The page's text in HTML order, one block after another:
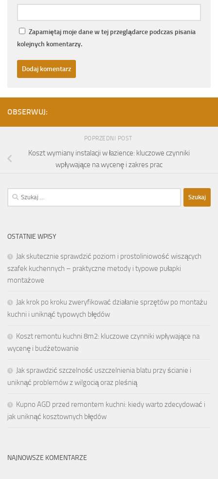
Zapamiętaj moje dane w tej przeglądarce podczas pisania
kolejnych komentarzy.
OBSERWUJ:
POPRZEDNI POST
Koszt wymiany instalacji w łazience: kluczowe czynniki
wpływające na wycenę i zakres prac
Szukaj:
OSTATNIE WPISY
Jak skutecznie sprawdzić poziom i prostoliniowość wiszących
szafek kuchennych – praktyczne metody i typowe pułapki
montażowe
Jak krok po kroku zweryfikować działanie sprzętów po montażu
kuchni i uniknąć typowych błędów
Koszt remontu kuchni 8m2: kluczowe czynniki wpływające na
wycenę i budżetowanie
Jak sprawdzić szczelność uszczelnienia blatu przy ścianie i
uniknąć problemów z wilgocią oraz pleśnią
Kupno AGD przed remontem kuchni: kiedy warto zdecydować i
jak uniknąć kosztownych błędów
NAJNOWSZE KOMENTARZE